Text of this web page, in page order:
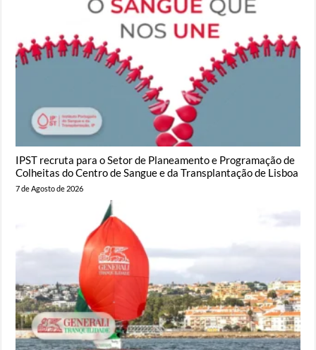
IPST recruta para o Setor de Planeamento e Programação de
Colheitas do Centro de Sangue e da Transplantação de Lisboa
7 de Agosto de 2026